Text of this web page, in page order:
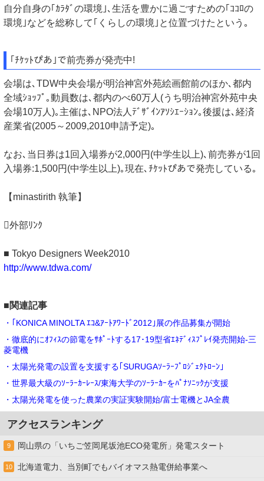
自分自身の｢ｶﾗﾀﾞの環境｣､生活を豊かに過ごすための｢ｺｺﾛの
環境｣などを総称して｢くらしの環境｣と位置づけたという｡
｢ﾁｹｯﾄぴあ｣で前売券が発売中!
会場は､TDW中央会場が明治神宮外苑絵画館前のほか､都内
全域ｼｮｯﾌﾟ｡動員数は､都内のべ60万人(うち明治神宮外苑中央
会場10万人)｡主催は､NPO法人ﾃﾞｻﾞｲﾝｱｿｼｴｰｼｮﾝ｡後援は､経済
産業省(2005～2009,2010申請予定)｡
なお､当日券は1回入場券が2,000円(中学生以上)､前売券が1回
入場券:1,500円(中学生以上)｡現在､ﾁｹｯﾄぴあで発売している｡
【minastirith 執筆】
外部ﾘﾝｸ
■ Tokyo Designers Week2010
http://www.tdwa.com/
■関連記事
・｢KONICA MINOLTA ｴｺ&ｱｰﾄｱﾜｰﾄﾞ2012｣展の作品募集が開始
・徹底的にｵﾌｨｽの節電をｻﾎﾟｰﾄする17･19型省ｴﾈﾃﾞｨｽﾌﾟﾚｲ発売開始-三
菱電機
・太陽光発電の設置を支援する｢SURUGAｿｰﾗｰﾌﾟﾛｼﾞｪｸﾄﾛｰﾝ｣
・世界最大級のｿｰﾗｰｶｰﾚｰｽ/東海大学のｿｰﾗｰｶｰをﾊﾟﾅｿﾆｯｸが支援
・太陽光発電を使った農業の実証実験開始/富士電機とJA全農
アクセスランキング
9 岡山県の「いちご笠岡尾坂池ECO発電所」発電スタート
10 北海道電力、当別町でもバイオマス熱電併給事業へ